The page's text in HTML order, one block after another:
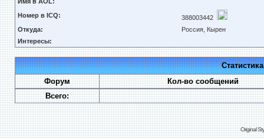
Номер в ICQ:
388003442
Откуда:
Россия, Кырен
Интересы:
Форум
Кол-во сообщений
Всего:
Original